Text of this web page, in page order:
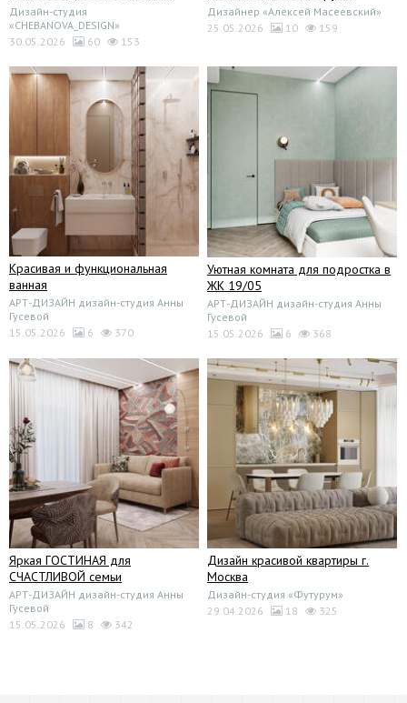
Дизайн-студия
«CHEBANOVA_DESIGN»
30.05.2026
60 153
Дизайнер «Алексей Масеевский»
25.05.2026
10 159
Красивая и функциональная
ванная
АРТ-ДИЗАЙН дизайн-студия Анны
Гусевой
15.05.2026
6 370
Уютная комната для подростка в
ЖК 19/05
АРТ-ДИЗАЙН дизайн-студия Анны
Гусевой
15.05.2026
6 368
Яркая ГОСТИНАЯ для
СЧАСТЛИВОЙ семьи
АРТ-ДИЗАЙН дизайн-студия Анны
Гусевой
15.05.2026
8 342
Дизайн красивой квартиры г.
Москва
Дизайн-студия «Футурум»
29.04.2026
18 325